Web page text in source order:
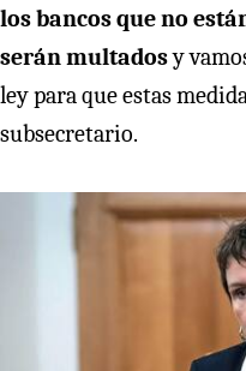
los bancos que no
serán multadosy
ley para que estas
subsecretario.